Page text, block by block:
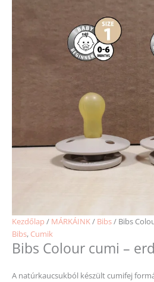
Kezdőlap / MÁRKÁINK/ Bibs/ Bibs
Bibs, Cumik
Bibs Colour cumi –
A natúrkaucsukból készült cumifej